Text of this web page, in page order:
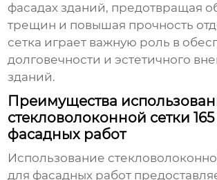
фасадах зданий, предотвращая
трещин и повышая прочность
сетка играет важную роль в
долговечности и эстетичного
зданий.
Преимущества
стекловолоконной сетки
фасадных работ
Использование
для фасадных работ